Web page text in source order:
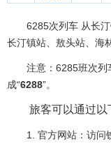
6285次列车 从长
长汀镇站、敖头站、海
注意：6285班次列
成“6288”。
旅客可以通过以
1. 官方网站：访问